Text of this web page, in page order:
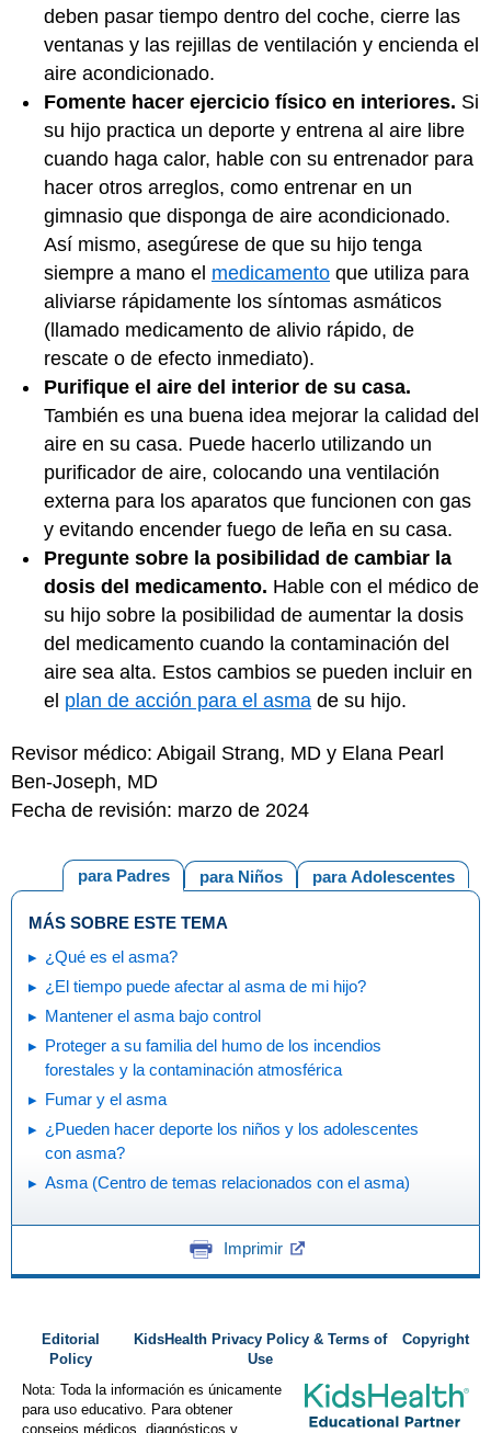
deben pasar tiempo dentro del coche, cierre las
ventanas y las rejillas de ventilación y encienda el
aire acondicionado.
Fomente hacer ejercicio físico en interiores. Si
su hijo practica un deporte y entrena al aire libre
cuando haga calor, hable con su entrenador para
hacer otros arreglos, como entrenar en un
gimnasio que disponga de aire acondicionado.
Así mismo, asegúrese de que su hijo tenga
siempre a mano el medicamento que utiliza para
aliviarse rápidamente los síntomas asmáticos
(llamado medicamento de alivio rápido, de
rescate o de efecto inmediato).
Purifique el aire del interior de su casa.
También es una buena idea mejorar la calidad del
aire en su casa. Puede hacerlo utilizando un
purificador de aire, colocando una ventilación
externa para los aparatos que funcionen con gas
y evitando encender fuego de leña en su casa.
Pregunte sobre la posibilidad de cambiar la
dosis del medicamento. Hable con el médico de
su hijo sobre la posibilidad de aumentar la dosis
del medicamento cuando la contaminación del
aire sea alta. Estos cambios se pueden incluir en
el plan de acción para el asma de su hijo.
Revisor médico: Abigail Strang, MD y Elana Pearl
Ben-Joseph, MD
Fecha de revisión: marzo de 2024
para Adolescentes
para Niños
para Padres
MÁS SOBRE ESTE TEMA
¿Qué es el asma?
¿El tiempo puede afectar al asma de mi hijo?
Mantener el asma bajo control
Proteger a su familia del humo de los incendios
forestales y la contaminación atmosférica
Fumar y el asma
¿Pueden hacer deporte los niños y los adolescentes
con asma?
Asma (Centro de temas relacionados con el asma)
Imprimir
Editorial
Policy
KidsHealth Privacy Policy & Terms of
Use
Copyright
Nota: Toda la información es únicamente
para uso educativo. Para obtener
consejos médicos, diagnósticos y